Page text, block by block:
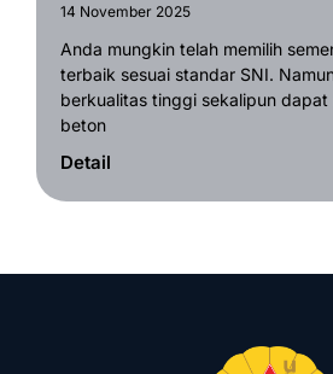
14 November 2025
Anda mungkin telah memilih
terbaik sesuai standar SNI.
berkualitas tinggi sekalipun dapat
beton
Detail